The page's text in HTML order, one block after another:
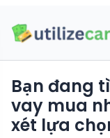
Bạn đang
vay mua
xét lựa